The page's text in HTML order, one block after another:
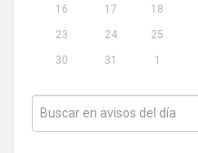
16
17 18
23
24 25
30
31 1